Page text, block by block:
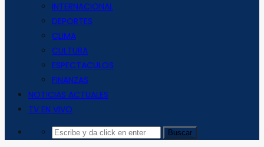
INTERNACIONAL
DEPORTES
CLIMA
CULTURA
ESPECTACULOS
FINANZAS
NOTICIAS ACTUALES
TV EN VIVO